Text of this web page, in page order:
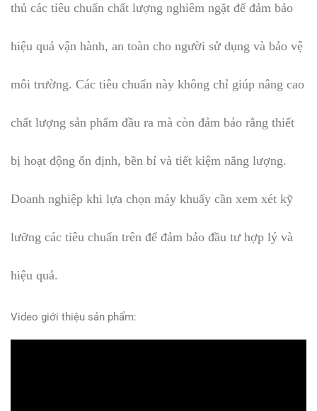
thủ các tiêu chuẩn chất lượng nghiêm ngặt để đảm bảo
hiệu quả vận hành, an toàn cho người sử dụng và bảo vệ
môi trường. Các tiêu chuẩn này không chỉ giúp nâng cao
chất lượng sản phẩm đầu ra mà còn đảm bảo rằng thiết
bị hoạt động ổn định, bền bỉ và tiết kiệm năng lượng.
Doanh nghiệp khi lựa chọn máy khuấy cần xem xét kỹ
lưỡng các tiêu chuẩn trên để đảm bảo đầu tư hợp lý và
hiệu quả.
Video giới thiệu sản phẩm: